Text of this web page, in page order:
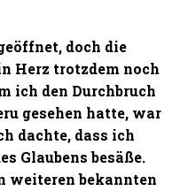
doch die
Herz trotzdem noch
ich den Durchbruch
gesehen hatte, war
dachte, dass ich
Glaubens besäße.
weiteren bekannten